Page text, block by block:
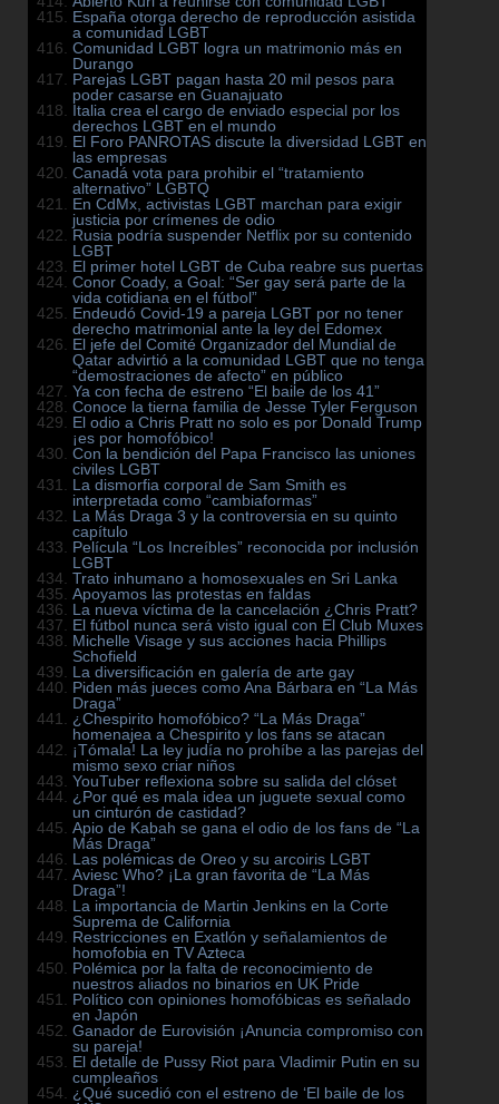
España otorga derecho de reproducción asistida
a comunidad LGBT
Comunidad LGBT logra un matrimonio más en
Durango
Parejas LGBT pagan hasta 20 mil pesos para
poder casarse en Guanajuato
Italia crea el cargo de enviado especial por los
derechos LGBT en el mundo
El Foro PANROTAS discute la diversidad LGBT en
las empresas
Canadá vota para prohibir el “tratamiento
alternativo” LGBTQ
En CdMx, activistas LGBT marchan para exigir
justicia por crímenes de odio
Rusia podría suspender Netflix por su contenido
LGBT
El primer hotel LGBT de Cuba reabre sus puertas
Conor Coady, a Goal: “Ser gay será parte de la
vida cotidiana en el fútbol”
Endeudó Covid-19 a pareja LGBT por no tener
derecho matrimonial ante la ley del Edomex
El jefe del Comité Organizador del Mundial de
Qatar advirtió a la comunidad LGBT que no tenga
“demostraciones de afecto” en público
Ya con fecha de estreno “El baile de los 41”
Conoce la tierna familia de Jesse Tyler Ferguson
El odio a Chris Pratt no solo es por Donald Trump
¡es por homofóbico!
Con la bendición del Papa Francisco las uniones
civiles LGBT
La dismorfia corporal de Sam Smith es
interpretada como “cambiaformas”
La Más Draga 3 y la controversia en su quinto
capítulo
Película “Los Increíbles” reconocida por inclusión
LGBT
Trato inhumano a homosexuales en Sri Lanka
Apoyamos las protestas en faldas
La nueva víctima de la cancelación ¿Chris Pratt?
El fútbol nunca será visto igual con El Club Muxes
Michelle Visage y sus acciones hacia Phillips
Schofield
La diversificación en galería de arte gay
Piden más jueces como Ana Bárbara en “La Más
Draga”
¿Chespirito homofóbico? “La Más Draga”
homenajea a Chespirito y los fans se atacan
¡Tómala! La ley judía no prohíbe a las parejas del
mismo sexo criar niños
YouTuber reflexiona sobre su salida del clóset
¿Por qué es mala idea un juguete sexual como
un cinturón de castidad?
Apio de Kabah se gana el odio de los fans de “La
Más Draga”
Las polémicas de Oreo y su arcoiris LGBT
Aviesc Who? ¡La gran favorita de “La Más
Draga”!
La importancia de Martin Jenkins en la Corte
Suprema de California
Restricciones en Exatlón y señalamientos de
homofobia en TV Azteca
Polémica por la falta de reconocimiento de
nuestros aliados no binarios en UK Pride
Político con opiniones homofóbicas es señalado
en Japón
Ganador de Eurovisión ¡Anuncia compromiso con
su pareja!
El detalle de Pussy Riot para Vladimir Putin en su
cumpleaños
¿Qué sucedió con el estreno de ‘El baile de los